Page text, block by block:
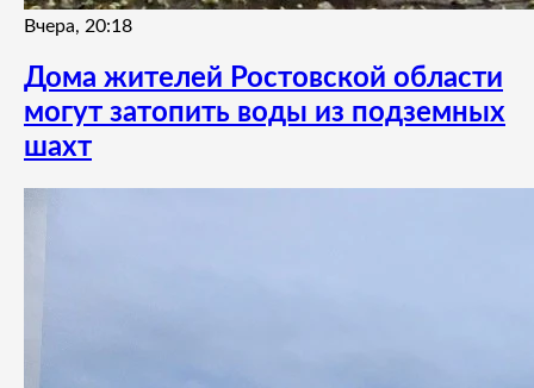
Вчера, 20:18
Дома жителей Ростовской области
могут затопить воды из подземных
шахт